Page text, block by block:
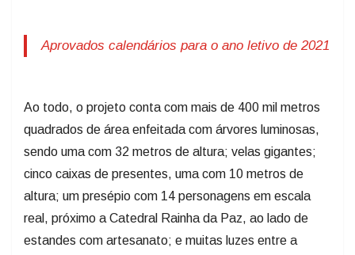
Aprovados calendários para o ano letivo de 2021
Ao todo, o projeto conta com mais de 400 mil metros
quadrados de área enfeitada com árvores luminosas,
sendo uma com 32 metros de altura; velas gigantes;
cinco caixas de presentes, uma com 10 metros de
altura; um presépio com 14 personagens em escala
real, próximo a Catedral Rainha da Paz, ao lado de
estandes com artesanato; e muitas luzes entre a